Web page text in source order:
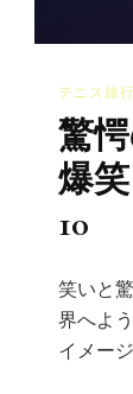
テニス旅行
驚
爆
10
笑いと
界へよ
イメー